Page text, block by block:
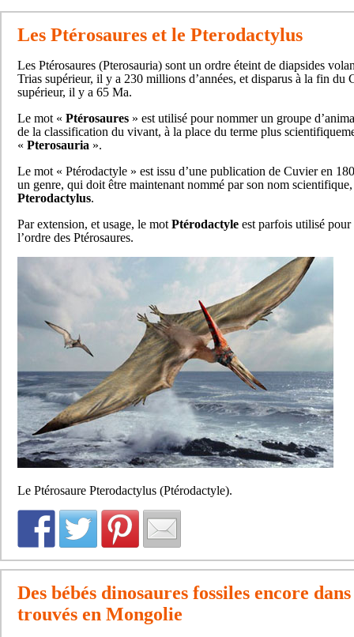
Les Ptérosaures et le Pterodactylus
Les Ptérosaures (Pterosauria) sont un ordre éteint de diapsides
Trias supérieur, il y a 230 millions d’années, et disparus à la fin du
supérieur, il y a 65 Ma.
Le mot « Ptérosaures » est utilisé pour nommer un groupe
de la classification du vivant, à la place du terme plus
« Pterosauria ».
Le mot « Ptérodactyle » est issu d’une publication de Cuvier en
un genre, qui doit être maintenant nommé par son nom scientifique,
Pterodactylus.
Par extension, et usage, le mot Ptérodactyle est parfois utilisé pour
l’ordre des Ptérosaures.
Le Ptérosaure Pterodactylus (Ptérodactyle).
Des bébés dinosaures fossiles encore
trouvés en Mongolie